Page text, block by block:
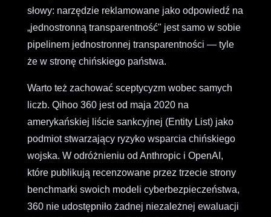
słowy: narzędzie reklamowane jako odpowiedź na
„jednostronną transparentność" jest samo w sobie
pipelinem jednostronnej transparentności — tyle
że w stronę chińskiego państwa.
Warto też zachować sceptycyzm wobec samych
liczb. Qihoo 360 jest od maja 2020 na
amerykańskiej liście sankcyjnej (Entity List) jako
podmiot stwarzający ryzyko wsparcia chińskiego
wojska. W odróżnieniu od Anthropic i OpenAI,
które publikują recenzowane przez trzecie strony
benchmarki swoich modeli cyberbezpieczeństwa,
360 nie udostępniło żadnej niezależnej ewaluacji